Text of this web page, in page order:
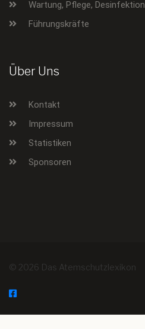
Wartung, Pflege, Desinfektion
Führungskräfte
Über Uns
Kontakt
Impressum
Statistiken
Sponsoren
© 2026 Das Atemschutzlexikon